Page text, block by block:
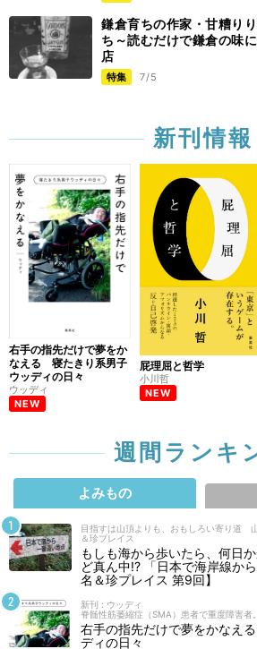
鎌倉育ちの作家・甘糟り
ち～読むだけで鎌倉の味
店
特集 7/5
新刊情報
右手の指先だけで夢をか
なえる 寝たきり系男子
ウッディの日々
ウッディ
NEW
屁理屈と哲学
小川哲
NEW
週間ランキ
よみもの
目指すは山頂よりも、おもしろい寄り道
＆珍プレイス
もしも海から歩いたら、何日
ど真ん中!? 「日本で海岸線か
名＆珍プレイス 第9回】
新刊 : ウッディ
脊髄性筋萎縮症（SMA）患者で重度障害者
右手の指先だけで夢をかなえ
ディの日々